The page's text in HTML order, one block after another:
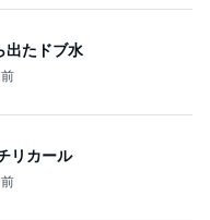
出たドブ水
リカール